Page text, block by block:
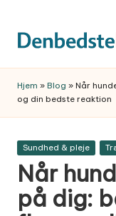
Skip
content
praktiske
hundeguider
og
til
et
bedre
hundeliv
Hjem » Blog » Når
og din bedste reaktion
Posted
Sundhed & pleje
Når
på dig: